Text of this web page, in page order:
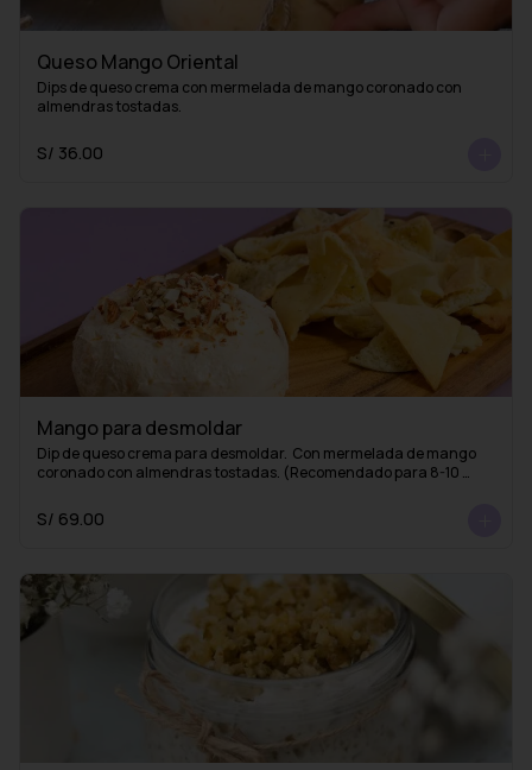
Queso Mango Oriental
Dips de queso crema con mermelada de mango coronado con
almendras tostadas.
S/ 36.00
Mango para desmoldar
Dip de queso crema para desmoldar.  Con mermelada de mango
coronado con almendras tostadas. (Recomendado para 8-10
S/ 69.00